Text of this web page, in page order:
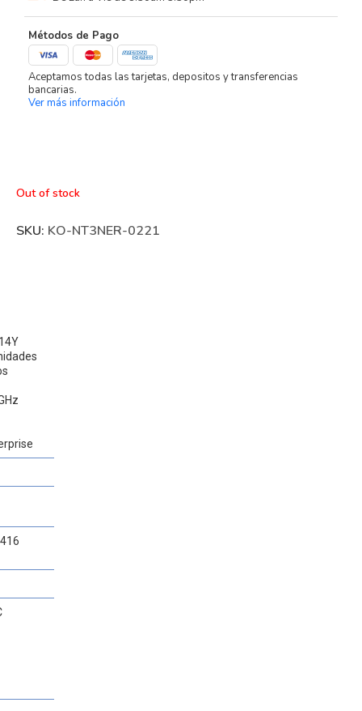
Métodos de Pago
Aceptamos todas las tarjetas, depositos y transferencias
bancarias.
Ver más información
Out of stock
SKU: KO-NT3NER-0221